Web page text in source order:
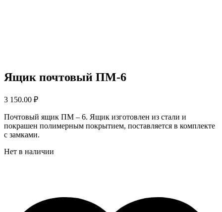
Ящик почтовый ПМ-6
3 150.00 ₽
Почтовый ящик ПМ – 6. Ящик изготовлен из стали и
покрашен полимерным покрытием, поставляется в комплекте
с замками.
Нет в наличии